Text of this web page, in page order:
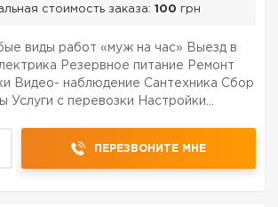
стоимость заказа: 100 грн
виды работ «муж на час» Выезд в
Резервное питание Ремонт
Видео- наблюдение Сантехника Сбор
Услуги с перевозки Настройки
ПЕРЕЗВОНИТЕ МНЕ